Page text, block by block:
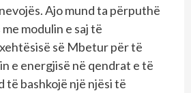
Ajo mund ta përputhë
modulin e saj të
së Mbetur për të
e energjisë në qendrat e të
të bashkojë një njësi të